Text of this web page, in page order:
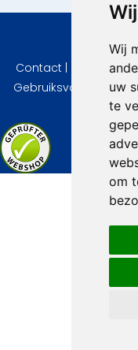
Wij
uw
te
om
©
Contact Privacy|
Gebruiksvoorwaarden